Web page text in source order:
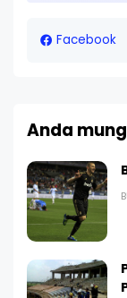
Facebook
Anda